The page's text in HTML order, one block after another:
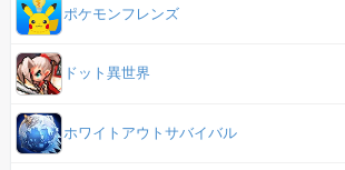
ポケモンフレンズ
ドット異世界
ホワイトアウトサバイバル